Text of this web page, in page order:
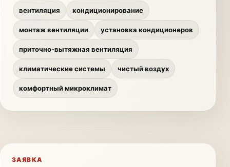
вентиляция кондиционирование
монтаж вентиляции установка кондиционеров
приточно-вытяжная вентиляция
климатические системы чистый воздух
комфортный микроклимат
ЗАЯВКА